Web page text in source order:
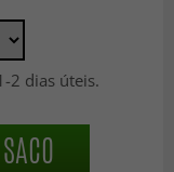
2 dias úteis.